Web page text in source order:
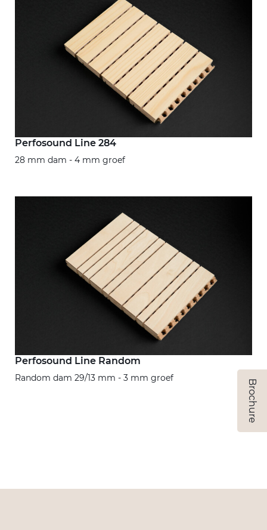
Perfosound Line 284
28 mm dam - 4 mm groef
Perfosound Line Random
Random dam 29/13 mm - 3 mm groef
Brochure